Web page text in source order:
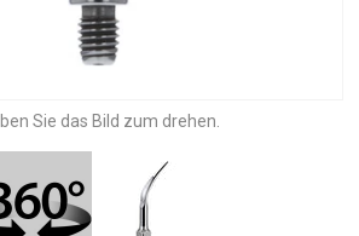
Sie das Bild zum drehen.